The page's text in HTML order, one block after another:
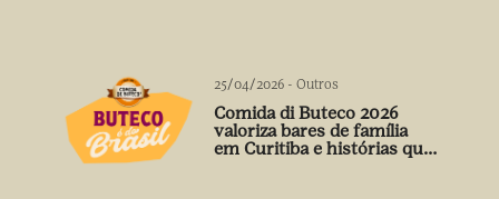
25/04/2026 - Outros
Comida di Buteco 2026
valoriza bares de família
em Curitiba e histórias que